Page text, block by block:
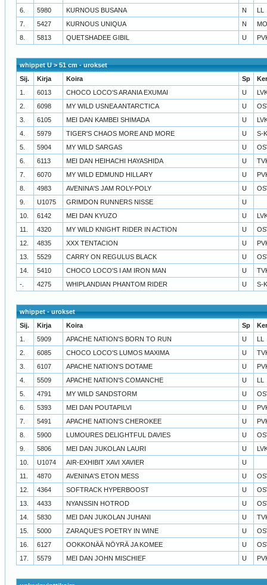
6. 5980 KURNOUS BUSANA N
LL
7.
5427 KURNOUS UNIQUA N
8.
5813 QUETSHADEE GIBIL U
whippet U > 51 cm - urokset
Sij.
Kirja Koira Sp
1.
6013 CHOCO LOCO'S ARANIA EXUMAI U
2.
6098 MY WILD USNEA ANTARCTICA U
3.
6105 MEI DAN KAMBEI SHIMADA U
4.
5979 TIGER'S CHAOS MORE AND MORE U
S-
5.
5904 MY WILD SARGAS U
6.
6113 MEI DAN HEIHACHI HAYASHIDA U
7.
6070 MY WILD EDMUND HILLARY U
8.
4983 AVENINA'S JAM ROLY-POLY U
9.
U1075 GRIMDON RUNNERS NISSE
U
10.
6142 MEI DAN KYUZO U
11.
4320 MY WILD KNIGHT RIDER IN ACTION U
12.
4835 XXX TENTACION U
13.
5529 CARRY ON REGULUS BLACK U
14.
5410 CHOCO LOCO'S I AM IRON MAN U
-.
4275 WHIPLANDIAN PHANTOM RIDER U S-
whippet - urokset
Sij.
Kirja Koira Sp
1.
5909 APACHE NATION'S BORN TO RUN U
LL
2.
6085 CHOCO LOCO'S LUMOS MAXIMA U
3.
6107 APACHE NATION'S DOTAME U
4.
5509 APACHE NATION'S COMANCHE U
LL
5.
4791 MY WILD SANDSTORM U
6.
5393 MEI DAN POUTAPILVI U
7.
5491 APACHE NATION'S CHEROKEE U
8.
5900 LUMOURES DELIGHTFUL DAVIES U
9.
5806 MEI DAN JUKOLAN LAURI U
10.
U1074 AIR-EXHIBIT XAVI XAVIER
U
11.
4870 AVENINA'S ETON MESS U
12.
4364 SOFTRACK HYPERBOOST U
13.
4433 NYANSSIN HOTROD U
14.
5830 MEI DAN JUKOLAN JUHANI U
15.
5000 ZARAQUE'S POETRY IN WINE U
16.
6127 OOKKONÄÄ NÖYRÄ JA KOMEE U
17.
5579 MEI DAN JOHN MISCHIEF U